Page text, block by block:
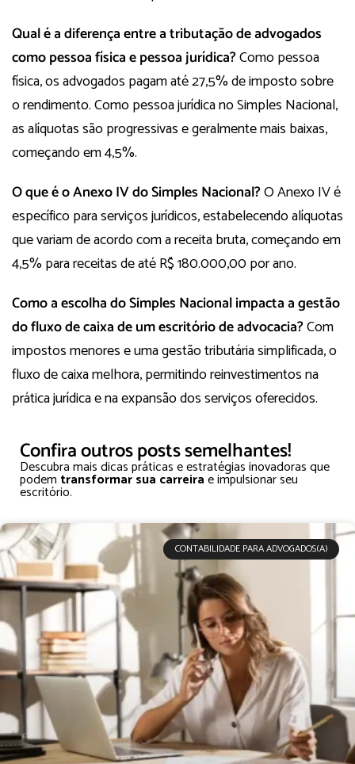
Qual é a diferença entre a tributação de advogados
como pessoa física e pessoa jurídica?Como pessoa
física, os advogados pagam até 27,5% de imposto sobre
o rendimento. Como pessoa jurídica no Simples Nacional,
as alíquotas são progressivas e geralmente mais baixas,
começando em 4,5%.
O que é o Anexo IV do Simples Nacional?O Anexo IV é
específico para serviços jurídicos, estabelecendo alíquotas
que variam de acordo com a receita bruta, começando em
4,5% para receitas de até R$ 180.000,00 por ano.
Como a escolha do Simples Nacional impacta a gestão
do fluxo de caixa de um escritório de advocacia?Com
impostos menores e uma gestão tributária simplificada, o
fluxo de caixa melhora, permitindo reinvestimentos na
prática jurídica e na expansão dos serviços oferecidos.
Confira outros posts semelhantes!
Descubra mais dicas práticas e estratégias inovadoras que
podem transformar sua carreirae impulsionar seu
escritório.
CONTABILIDADE PARA ADVOGADOS(A)